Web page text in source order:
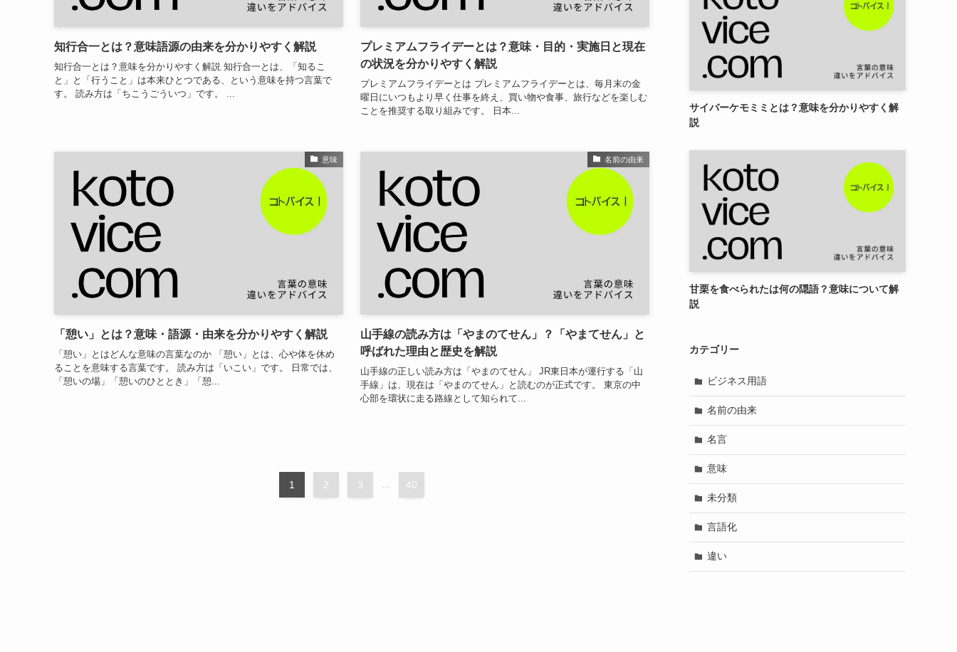
知行合一とは？意味語源の由来を分かりやすく解説
知行合一とは？意味を分かりやすく解説 知行合一とは、「知るこ
と」と「行うこと」は本来ひとつである、という意味を持つ言葉で
す。 読み方は「ちこうごういつ」です。 ...
プレミアムフライデーとは？意味・目的・実施日と現在
の状況を分かりやすく解説
プレミアムフライデーとは プレミアムフライデーとは、毎月末の金
曜日にいつもより早く仕事を終え、買い物や食事、旅行などを楽しむ
ことを推奨する取り組みです。 日本...
意味
「憩い」とは？意味・語源・由来を分かりやすく解説
「憩い」とはどんな意味の言葉なのか 「憩い」とは、心や体を休め
ることを意味する言葉です。 読み方は「いこい」です。 日常では、
「憩いの場」「憩いのひととき」「憩...
名前の由来
山手線の読み方は「やまのてせん」？「やまてせん」と
呼ばれた理由と歴史を解説
山手線の正しい読み方は「やまのてせん」 JR東日本が運行する「山
手線」は、現在は「やまのてせん」と読むのが正式です。 東京の中
心部を環状に走る路線として知られて...
1 2 3 40
サイバーケモミミとは？意味を分かりやすく解
説
甘栗を食べられたは何の隠語？意味について解
説
カテゴリー
ビジネス用語
名前の由来
名言
意味
未分類
言語化
違い